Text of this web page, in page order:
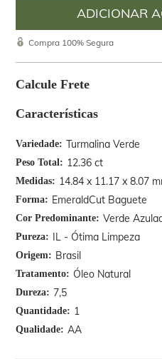
Características
Variedade Turmalina Verde
Peso Total 12.36 ct
Medidas 14.84 x 11.17 x 8.07
Forma EmeraldCut Baguete
Cor Predominante Verde
Pureza IL - Ótima Limpeza
Origem Brasil
Tratamento Óleo Natural
Dureza 7,5
Quantidade 1
Qualidade AA
Compra 100% Segura
Calcule Frete